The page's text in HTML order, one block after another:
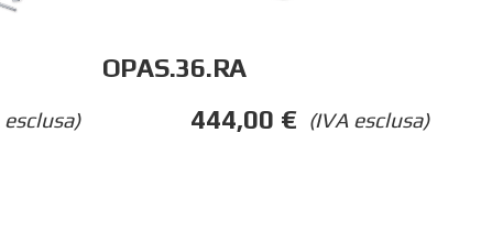
esclusa)
OPAS.36.RA
(IVA esclusa)
444,00 €